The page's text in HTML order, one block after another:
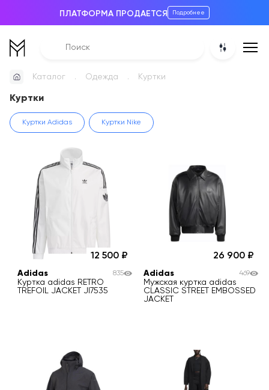
ПЛАТФОРМА ПРОДАЕТСЯ Подробнее
Каталог Одежда Куртки
Куртки
Куртки Adidas Куртки Nike
12 500
Adidas
Куртка adidas RETRO
TREFOIL JACKET JI7535
835
26 900
Adidas
Мужская куртка adidas
CLASSIC STREET EMBOSSED
JACKET
469